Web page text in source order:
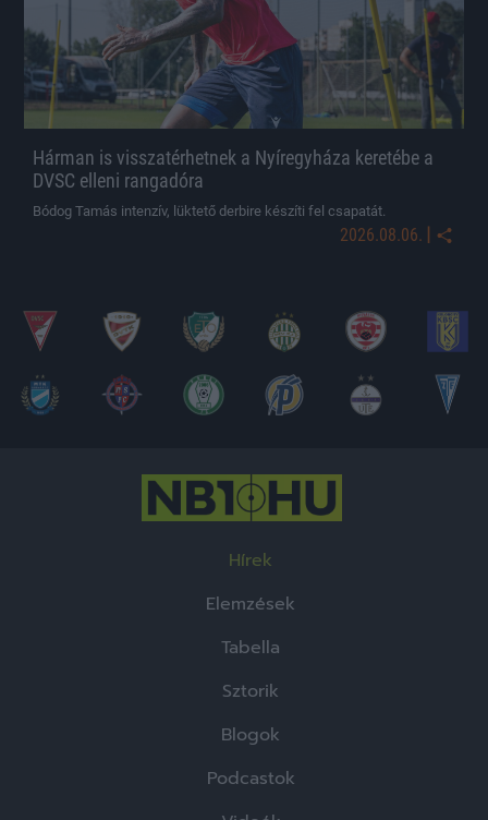
Hárman is visszatérhetnek a Nyíregyháza keretébe a
DVSC elleni rangadóra
Bódog Tamás intenzív, lüktető derbire készíti fel csapatát.
2026.08.06. |
Hírek
Elemzések
Tabella
Sztorik
Blogok
Podcastok